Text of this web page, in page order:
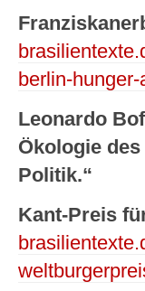
berlin-
Leonardo
Ökologie
Politik.“
Kant-Preis